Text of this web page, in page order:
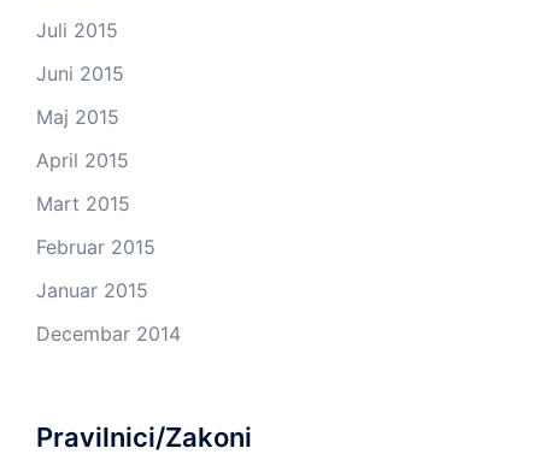
Juli 2015
Juni 2015
Maj 2015
April 2015
Mart 2015
Februar 2015
Januar 2015
Decembar 2014
Pravilnici/Zakoni